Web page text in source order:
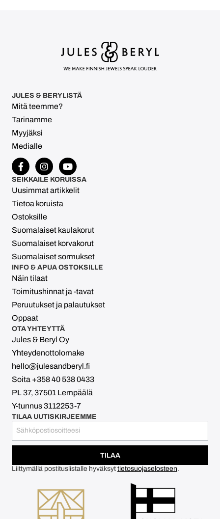
JULES & BERYLISTÄ
Mitä teemme?
Tarinamme
Myyjäksi
Medialle
SEIKKAILE KORUISSA
Uusimmat artikkelit
Tietoa koruista
Ostoksille
Suomalaiset kaulakorut
Suomalaiset korvakorut
Suomalaiset sormukset
INFO & APUA OSTOKSILLE
Näin tilaat
Toimitushinnat ja -tavat
Peruutukset ja palautukset
Oppaat
OTA YHTEYTTÄ
Jules & Beryl Oy
Yhteydenottolomake
hello@julesandberyl.fi
Soita +358 40 538 0433
PL 37, 37501 Lempäälä
Y-tunnus 3112253-7
TILAA UUTISKIRJEEMME
TILAA
Liittymällä postituslistalle hyväksyt tietosuojaselosteen.